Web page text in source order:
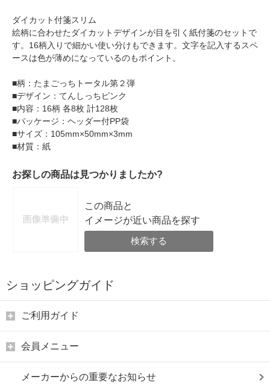
ダイカット付箋スリム
絵柄に合わせたダイカットデザインが目を引く紙付箋のセットで
す。16柄入りで細かい使い分けもできます。文字を記入するスペ
ースは色が薄めになっているのもポイント。
■柄：たまごっちトータル第２弾
■デザイン：てんしっちピンク
■内容：16柄 各8枚 計128枚
■パッケージ：ヘッダー付PP袋
■サイズ：105mm×50mm×3mm
■材質：紙
お探しの商品は見つかりましたか?
この商品と
イメージが近い商品を探す
検索する
ショッピングガイド
ご利用ガイド
会員メニュー
メーカーからの重要なお知らせ